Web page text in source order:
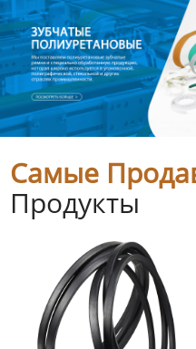
Самые
Продукты